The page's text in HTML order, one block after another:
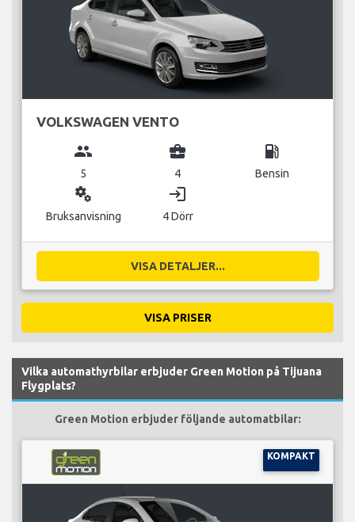
VOLKSWAGEN VENTO
group
5
business_center
4
local_gas_station
Bensin
miscellaneous_services
Bruksanvisning
login
4 Dörr
VISA DETALJER...
VISA PRISER
Vilka automathyrbilar erbjuder Green Motion på Tijuana
Flygplats?
Green Motion erbjuder följande automatbilar:
KOMPAKT